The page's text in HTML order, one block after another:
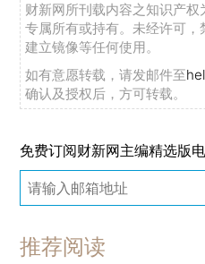
财新网所刊载内容之知识产
专属所有或持有。未经许可
建立镜像等任何使用。
如有意愿转载，请发邮件至
确认及授权后，方可转载。
免费订阅财新网主编精选版
推荐阅读